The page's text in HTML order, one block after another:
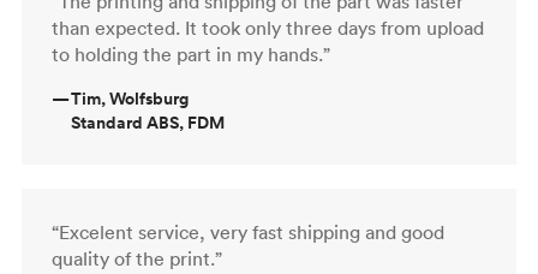
than expected. It took only three days from upload
to holding the part in my hands.”
—Tim, Wolfsburg
Standard ABS, FDM
“Excelent service, very fast shipping and good
quality of the print.”